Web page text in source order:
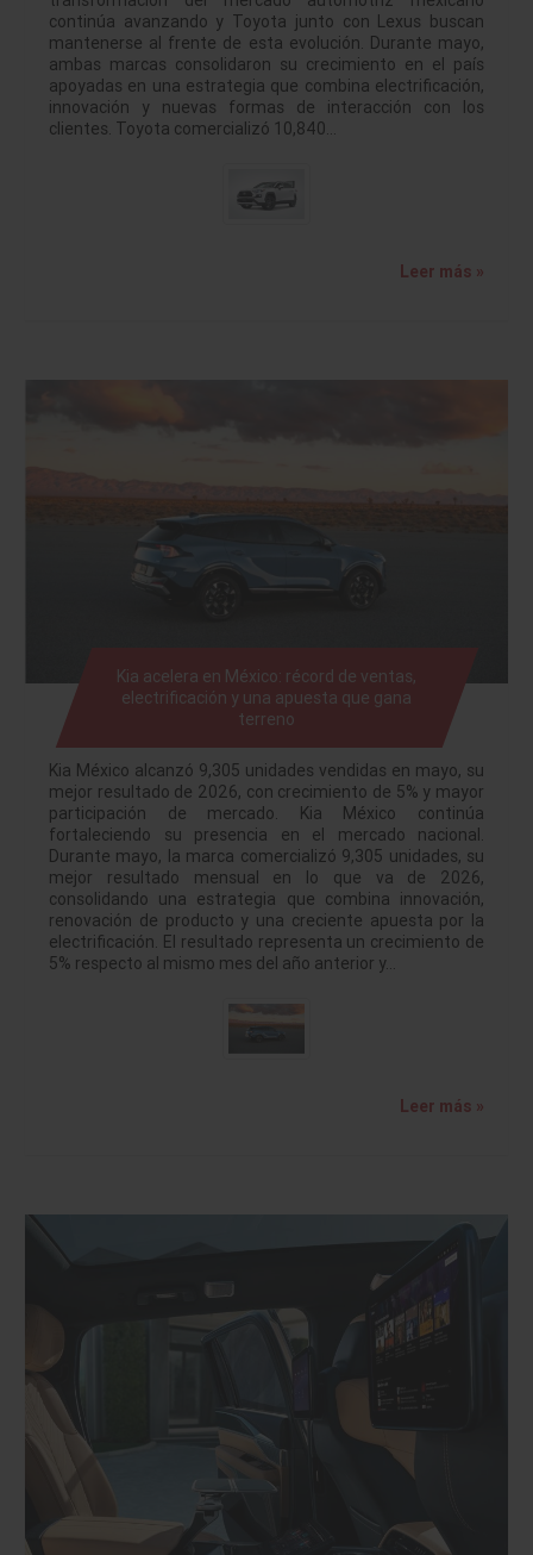
continúa avanzando y Toyota junto con Lexus buscan
mantenerse al frente de esta evolución. Durante mayo,
ambas marcas consolidaron su crecimiento en el país
apoyadas en una estrategia que combina electrificación,
innovación y nuevas formas de interacción con los
clientes. Toyota comercializó 10,840…
Leer más »
Kia acelera en México: récord de ventas,
electrificación y una apuesta que gana
terreno
Kia México alcanzó 9,305 unidades vendidas en mayo, su
mejor resultado de 2026, con crecimiento de 5% y mayor
participación de mercado. Kia México continúa
fortaleciendo su presencia en el mercado nacional.
Durante mayo, la marca comercializó 9,305 unidades, su
mejor resultado mensual en lo que va de 2026,
consolidando una estrategia que combina innovación,
renovación de producto y una creciente apuesta por la
electrificación. El resultado representa un crecimiento de
5% respecto al mismo mes del año anterior y…
Leer más »